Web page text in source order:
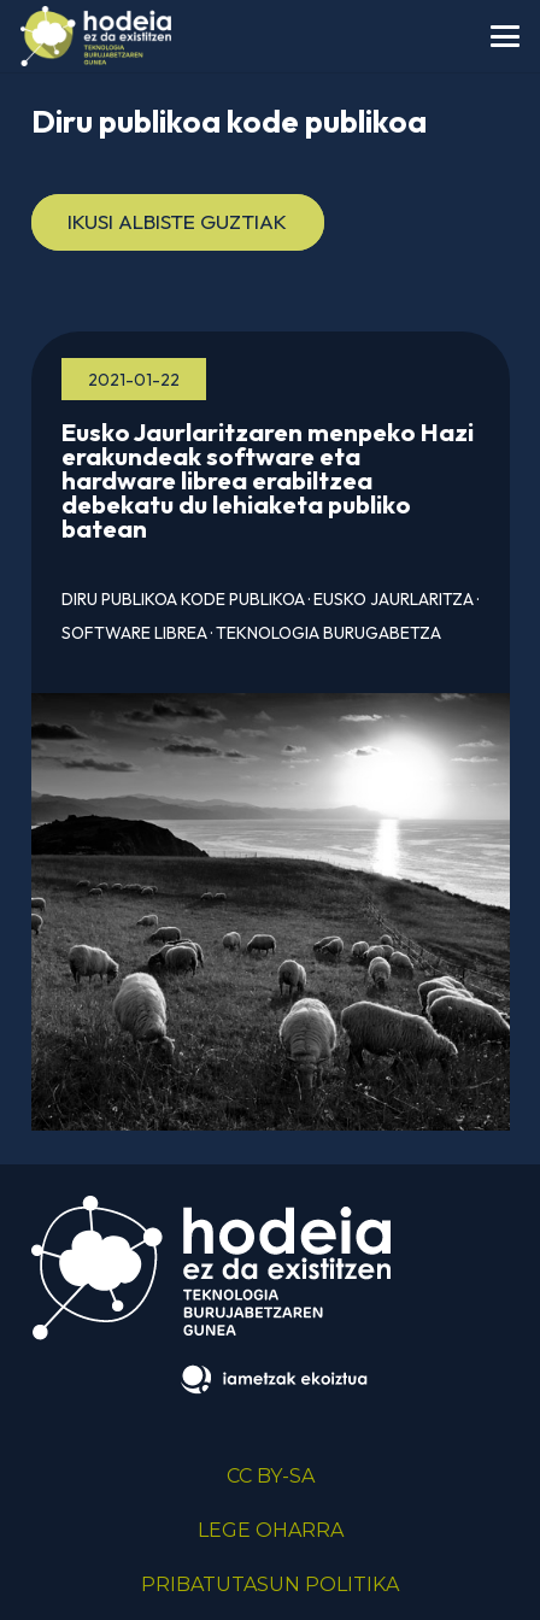
Diru publikoa kode publikoa
IKUSI ALBISTE GUZTIAK
2021-01-22
Eusko Jaurlaritzaren menpeko Hazi
erakundeak software eta
hardware librea erabiltzea
debekatu du lehiaketa publiko
batean
DIRU PUBLIKOA KODE PUBLIKOA·EUSKO JAURLARITZA·
SOFTWARE LIBREA·TEKNOLOGIA BURUGABETZA
CC BY-SA
LEGE OHARRA
PRIBATUTASUN POLITIKA